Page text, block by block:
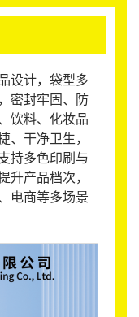
设计，袋型多
密封牢固、防
饮料、化妆品
、干净卫生，
持多色印刷与
升产品档次，
电商等多场景